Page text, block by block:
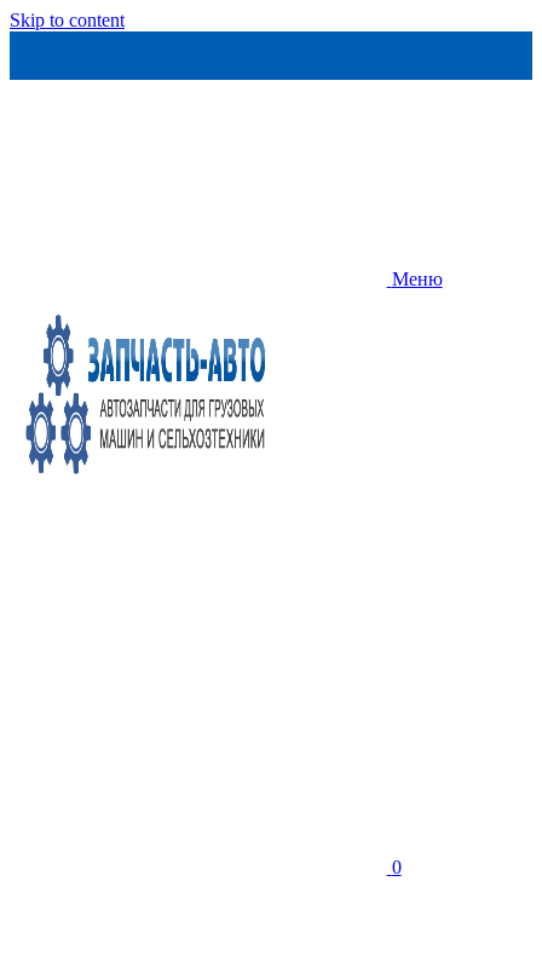
Skip to content
Меню
0